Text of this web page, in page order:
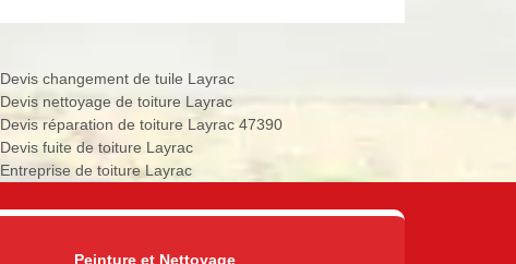
Devis changement de tuile Layrac
Devis nettoyage de toiture Layrac
Devis réparation de toiture Layrac 47390
Devis fuite de toiture Layrac
Entreprise de toiture Layrac
Peinture et Nettoyage